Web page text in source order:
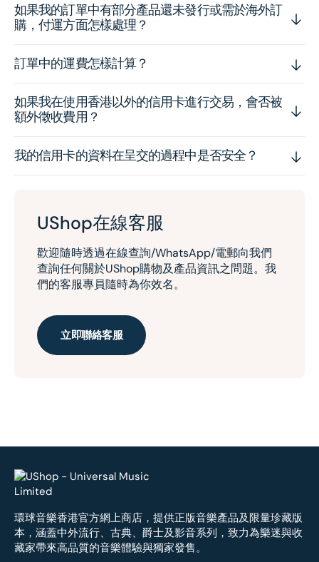
如果我的訂單中有部分產品還未發行或需於海外訂
購，付運方面怎樣處理？
訂單中的運費怎樣計算？
如果我在使用香港以外的信用卡進行交易，會否被
額外徵收費用？
我的信用卡的資料在呈交的過程中是否安全？
UShop在線客服
歡迎隨時透過在線查詢/WhatsApp/電郵向我們
查詢任何關於UShop購物及產品資訊之問題。我
們的客服專員隨時為你效名。
立即聯絡客服
環球音樂香港官方網上商店，提供正版音樂產品及限量珍藏版
本，涵蓋中外流行、古典、爵士及影音系列，致力為樂迷與收
藏家帶來高品質的音樂體驗與獨家發售。